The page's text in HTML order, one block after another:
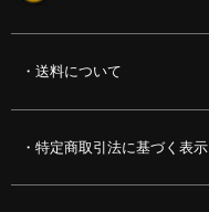
送料について
特定商取引法に基づく表示